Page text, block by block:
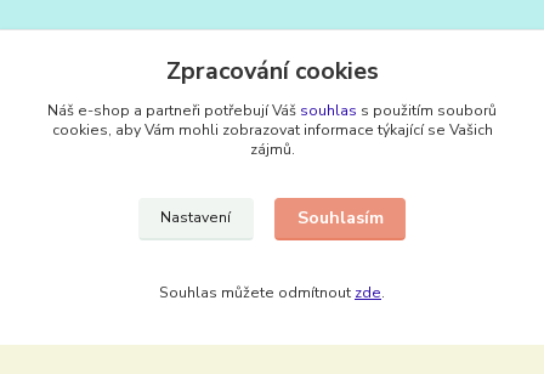
BTC-nářadí
Zpracování cookies
Náš e-shop a partneři potřebují Váš souhlas s použitím souborů
cookies, aby Vám mohli zobrazovat informace týkající se Vašich
zájmů.
Nastavení Souhlasím
Souhlas můžete odmítnout zde.